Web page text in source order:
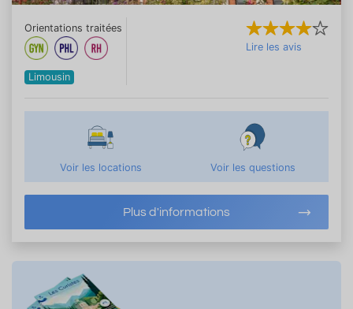
Orientations traitées
Limousin
Lire les avis
Voir les locations Voir les questions
Plus d'informations